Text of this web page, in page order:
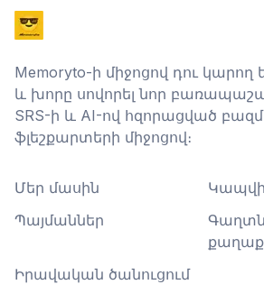
Memoryto-ի միջոցով դու
և խորը սովորել նոր
SRS-ի և AI-ով հզորացված
ֆլեշքարտերի միջոցով։
Մեր մասին
Պայմաններ
Իրավական ծանուցում